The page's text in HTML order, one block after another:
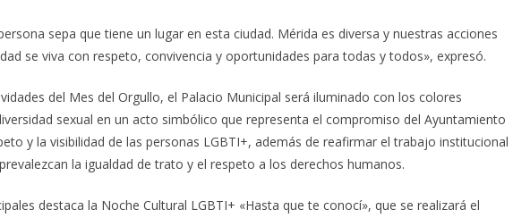
sepa que tiene un lugar en esta ciudad. Mérida es diversa y nuestras acciones
se viva con respeto, convivencia y oportunidades para todas y todos», expresó.
del Mes del Orgullo, el Palacio Municipal será iluminado con los colores
sexual en un acto simbólico que representa el compromiso del Ayuntamiento
y la visibilidad de las personas LGBTI+, además de reafirmar el trabajo institucional
la igualdad de trato y el respeto a los derechos humanos.
destaca la Noche Cultural LGBTI+ «Hasta que te conocí», que se realizará el